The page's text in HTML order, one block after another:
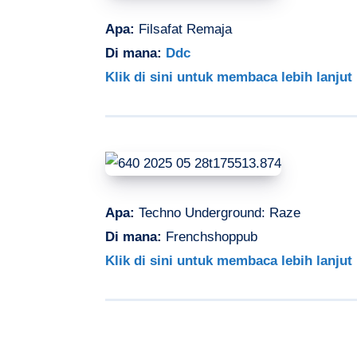
Apa: Filsafat Remaja
Di mana: Ddc
Klik di sini untuk membaca lebih lanjut
Apa: Techno Underground: Raze
Di mana: Frenchshoppub
Klik di sini untuk membaca lebih lanjut